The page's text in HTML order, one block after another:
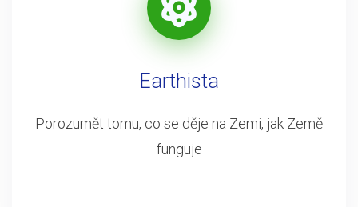
Earthista
Porozumět tomu, co se děje na Zemi, jak Země
funguje